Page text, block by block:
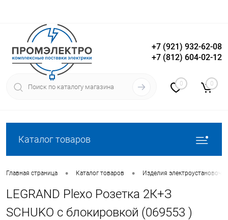
Вход Регистрация
+7 (921) 932-62-08
+7 (812) 604-02-12
0 0
Каталог товаров
Главная страница • Каталог товаров • Изделия
LEGRAND Plexo Розетка 2К+З
SCHUKO с блокировкой (069553 )